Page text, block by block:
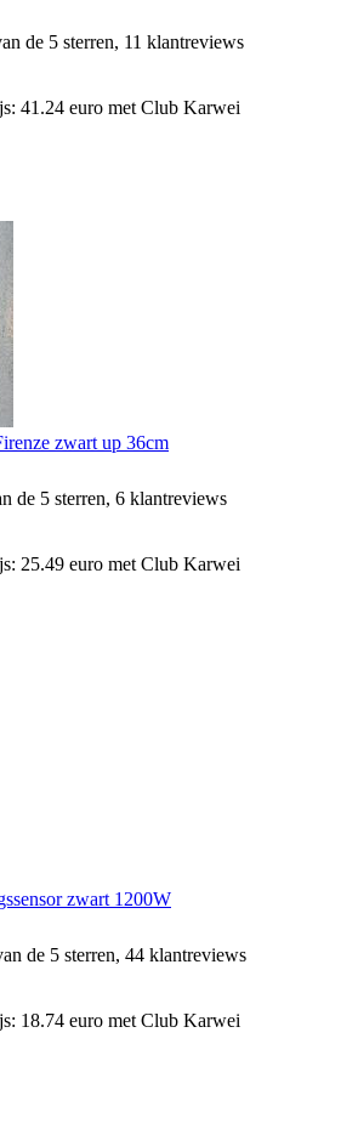
de 5 sterren, 11 klantreviews
41.24 euro met Club Karwei
zwart up 36cm
de 5 sterren, 6 klantreviews
25.49 euro met Club Karwei
zwart 1200W
de 5 sterren, 44 klantreviews
18.74 euro met Club Karwei